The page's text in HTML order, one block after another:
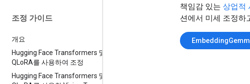
조정 가이드
개요
Hugging Face Transformers 및
QLoRA를 사용하여 조정
Hugging Face Transformers 및
책임감 있는 상업적
션에서 미세 조정하